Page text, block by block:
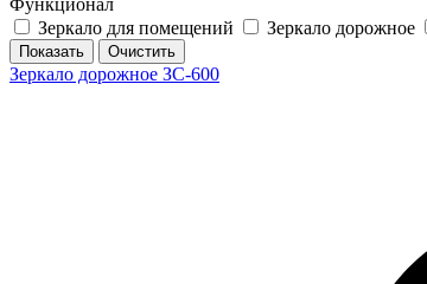
Зеркало для помещений
Зеркало дорожное
Зеркало дорожное ЗС-600